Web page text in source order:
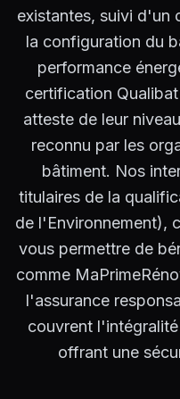
existantes, suivi d'un
la configuration du
performance
certification
atteste de leur
reconnu par les
bâtiment. Nos
titulaires de la
de l'Environnement),
vous permettre de
comme
l'assurance
couvrent
offrant une